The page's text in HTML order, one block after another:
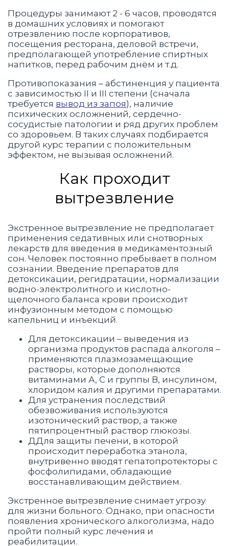
Процедуры занимают 2 - 6 часов, проводятся
в домашних условиях и помогают
отрезвлению после корпоративов,
посещения ресторана, деловой встречи,
предполагающей употребление спиртных
напитков, перед рабочим днём и т.д.
Противопоказания – абстиненция у пациента
с зависимостью II и III степени (сначала
требуется вывод из запоя), наличие
психических осложнений, сердечно-
сосудистые патологии и ряд других проблем
со здоровьем. В таких случаях подбирается
другой курс терапии с положительным
эффектом, не вызывая осложнений.
Как проходит
вытрезвление
Экстренное вытрезвление не предполагает
применения седативных или снотворных
лекарств для введения в медикаментозный
сон. Человек постоянно пребывает в полном
сознании. Введение препаратов для
детоксикации, регидратации, нормализации
водно-электролитного и кислотно-
щелочного баланса крови происходит
инфузионным методом с помощью
капельниц и инъекций.
Для детоксикации – выведения из
организма продуктов распада алкоголя –
применяются плазмозамещающие
растворы, которые дополняются
витаминами А, С и группы В, инсулином,
хлоридом калия и другими препаратами.
Для устранения последствий
обезвоживания используются
изотонический раствор, а также
пятипроцентный раствор глюкозы.
ДДля защиты печени, в которой
происходит переработка этанола,
внутривенно вводят гепатопротекторы с
фосфолипидами, обладающие
восстанавливающим действием.
Экстренное вытрезвление снимает угрозу
для жизни больного. Однако, при опасности
появления хронического алкоголизма, надо
пройти полный курс лечения и
реабилитации.